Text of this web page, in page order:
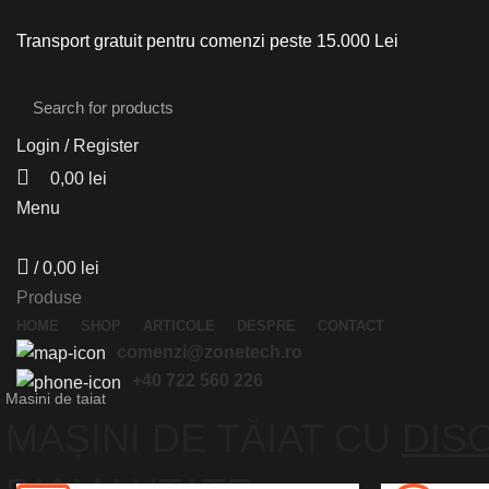
Transport gratuit pentru comenzi peste 15.000 Lei
Login / Register
0,00 lei
Menu
/ 0,00 lei
Produse
HOME SHOP ARTICOLE DESPRE CONTACT
comenzi@zonetech.ro
+40 722 560 226
Masini de taiat